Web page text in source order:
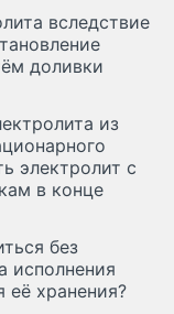
вследствие
доливки
из
электролит с
в конце
без
исполнения
хранения?